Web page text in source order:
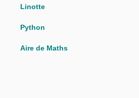
Linotte
Python
Aire de Maths